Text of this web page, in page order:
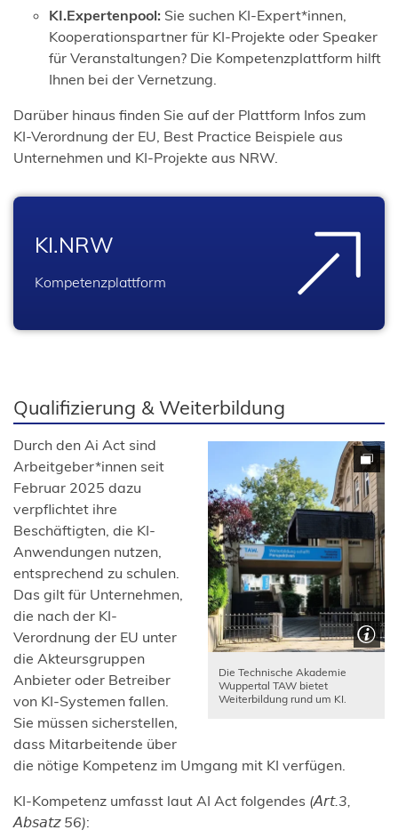
KI.Expertenpool: Sie suchen KI-Expert*innen,
Kooperationspartner für KI-Projekte oder Speaker
für Veranstaltungen? Die Kompetenzplattform hilft
Ihnen bei der Vernetzung.
Darüber hinaus finden Sie auf der Plattform Infos zum
KI-Verordnung der EU, Best Practice Beispiele aus
Unternehmen und KI-Projekte aus NRW.
KI.NRW
Kompetenzplattform
Qualifizierung & Weiterbildung
Die Technische Akademie
Wuppertal TAW bietet
Weiterbildung rund um KI.
Durch den Ai Act sind
Arbeitgeber*innen seit
Februar 2025 dazu
verpflichtet ihre
Beschäftigten, die KI-
Anwendungen nutzen,
entsprechend zu schulen.
Das gilt für Unternehmen,
die nach der KI-
Verordnung der EU unter
die Akteursgruppen
Anbieter oder Betreiber
von KI-Systemen fallen.
Sie müssen sicherstellen,
dass Mitarbeitende über
die nötige Kompetenz im Umgang mit KI verfügen.
KI-Kompetenz umfasst laut AI Act folgendes (𝘈𝘳𝘵.3,
𝘈𝘣𝘴𝘢𝘵𝘻 56):